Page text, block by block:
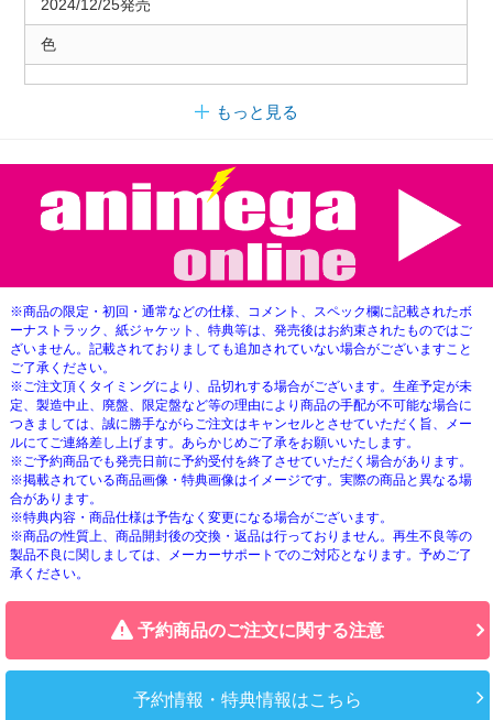
2024/12/25発売
色
もっと見る
※商品の限定・初回・通常などの仕様、コメント、スペック欄に記載されたボ
ーナストラック、紙ジャケット、特典等は、発売後はお約束されたものではご
ざいません。記載されておりましても追加されていない場合がございますこと
ご了承ください。
※ご注文頂くタイミングにより、品切れする場合がございます。生産予定が未
定、製造中止、廃盤、限定盤など等の理由により商品の手配が不可能な場合に
つきましては、誠に勝手ながらご注文はキャンセルとさせていただく旨、メー
ルにてご連絡差し上げます。あらかじめご了承をお願いいたします。
※ご予約商品でも発売日前に予約受付を終了させていただく場合があります。
※掲載されている商品画像・特典画像はイメージです。実際の商品と異なる場
合があります。
※特典内容・商品仕様は予告なく変更になる場合がございます。
※商品の性質上、商品開封後の交換・返品は行っておりません。再生不良等の
製品不良に関しましては、メーカーサポートでのご対応となります。予めご了
承ください。
予約商品のご注文に関する注意
予約情報・特典情報はこちら